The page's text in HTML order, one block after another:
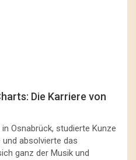
Die Karriere von
Osnabrück, studierte Kunze
absolvierte das
ganz der Musik und